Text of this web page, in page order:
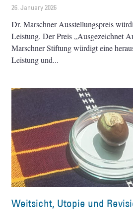
26. January 2026
Dr. Marschner Ausstellungspreis
Leistung. Der Preis „Ausgezeichnet
Marschner Stiftung würdigt eine
Leistung und
Weitsicht, Utopie und